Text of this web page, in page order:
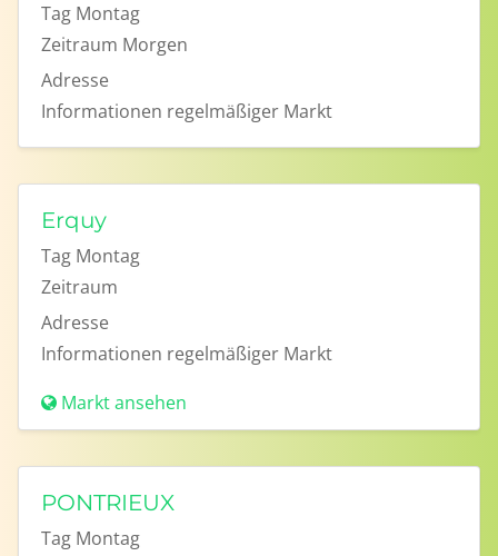
Tag Montag
Zeitraum Morgen
Adresse
Informationen regelmäßiger Markt
Erquy
Tag Montag
Zeitraum
Adresse
Informationen regelmäßiger Markt
Markt ansehen
PONTRIEUX
Tag Montag